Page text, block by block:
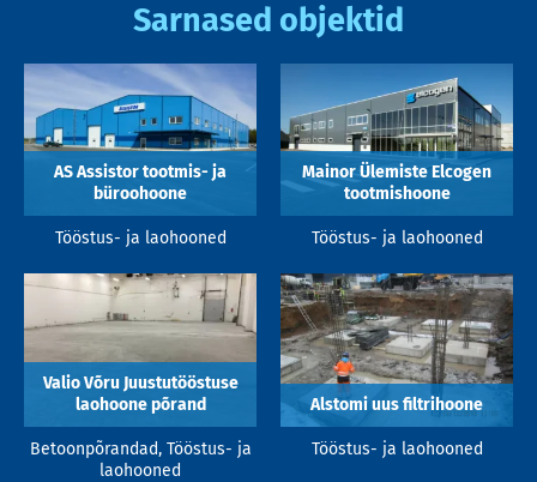
Sarnased objektid
AS Assistor tootmis- ja
büroohoone
Tööstus- ja laohooned
Mainor Ülemiste Elcogen
tootmishoone
Tööstus- ja laohooned
Valio Võru Juustutööstuse
laohoone põrand
Betoonpõrandad, Tööstus- ja
laohooned
Alstomi uus filtrihoone
Tööstus- ja laohooned